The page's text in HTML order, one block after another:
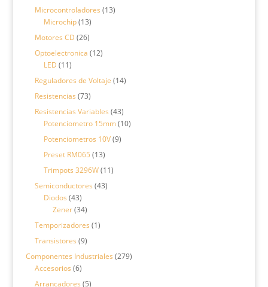
Microcontroladores 1313
Microchip 1313
productos
Motores CD 2626
productos
Optoelectronica 1212
LED 1111
productos
Reguladores de Voltaje 1414
Resistencias 7373
productos
Resistencias Variables 4343
productos
Potenciometro 15mm 1010
Potenciometros 10V 99
Preset RM065 1313
productos
Trimpots 3296W 1111
Semiconductores 4343
Diodos 4343
productos
Zener 3434
productos
Temporizadores 11
Transistores 99
productos
Componentes Industriales 279279
Accesorios 66
productos
Arrancadores 55